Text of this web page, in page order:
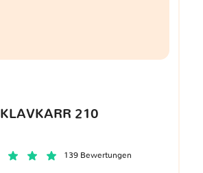
KLAVKARR 210
139 Bewertungen